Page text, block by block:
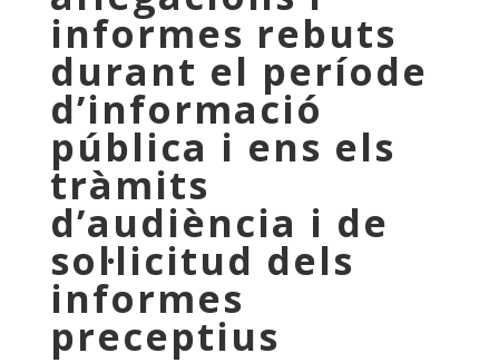
informes rebuts
durant el període
d’informació
pública i ens els
tràmits
d’audiència i de
sol·licitud dels
informes
preceptius